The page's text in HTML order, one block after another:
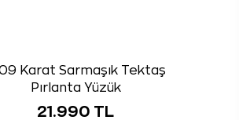
Karat Sarmaşık Tektaş
Pırlanta Yüzük
21.990 TL